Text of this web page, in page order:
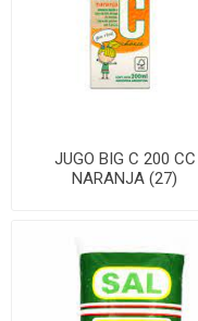
JUGO BIG C 200 CC
NARANJA (27)